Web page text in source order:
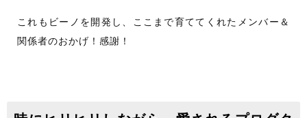
これもビーノを開発し、ここまで育ててくれたメンバー＆
関係者のおかげ！感謝！